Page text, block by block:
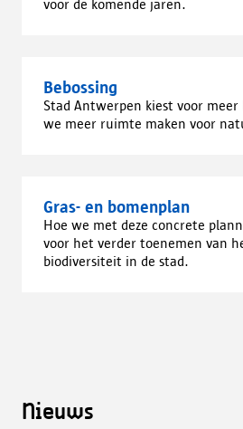
voor de komende jaren.
Bebossing
Stad Antwerpen kiest voor meer
we meer ruimte maken voor
Gras- en bomenplan
Hoe we met deze concrete
voor het verder toenemen van
biodiversiteit in de stad.
Nieuws